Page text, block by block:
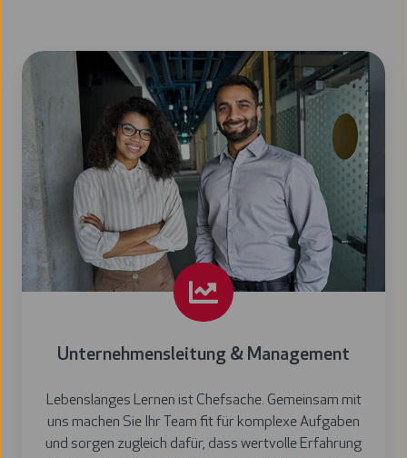
Unternehmensleitung & Management
Lebenslanges Lernen ist Chefsache. Gemeinsam mit
uns machen Sie Ihr Team fit für komplexe Aufgaben
und sorgen zugleich dafür, dass wertvolle Erfahrung